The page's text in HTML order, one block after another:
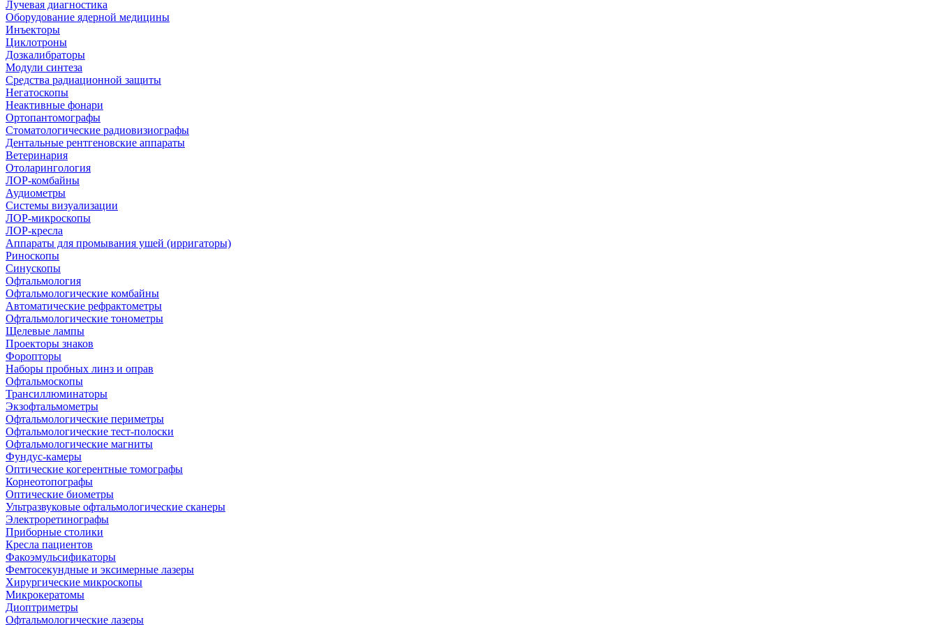
Лучевая диагностика
Оборудование ядерной медицины
Инъекторы
Циклотроны
Дозкалибраторы
Модули синтеза
Средства радиационной защиты
Негатоскопы
Неактивные фонари
Ортопантомографы
Стоматологические радиовизиографы
Дентальные рентгеновские аппараты
Ветеринария
Отоларингология
ЛОР-комбайны
Аудиометры
Системы визуализации
ЛОР-микроскопы
ЛОР-кресла
Аппараты для промывания ушей (ирригаторы)
Риноскопы
Синускопы
Офтальмология
Офтальмологические комбайны
Автоматические рефрактометры
Офтальмологические тонометры
Щелевые лампы
Проекторы знаков
Форопторы
Наборы пробных линз и оправ
Офтальмоскопы
Трансиллюминаторы
Экзофтальмометры
Офтальмологические периметры
Офтальмологические тест-полоски
Офтальмологические магниты
Фундус-камеры
Оптические когерентные томографы
Корнеотопографы
Оптические биометры
Ультразвуковые офтальмологические сканеры
Электроретинографы
Приборные столики
Кресла пациентов
Факоэмульсификаторы
Фемтосекундные и эксимерные лазеры
Хирургические микроскопы
Микрокератомы
Диоптриметры
Офтальмологические лазеры